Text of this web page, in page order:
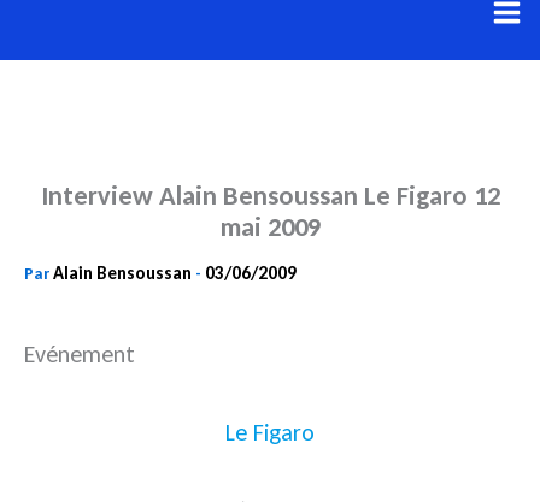
au
Interview Alain Bensoussan Le Figaro 12
mai 2009
ParAlain Bensoussan - 03/06/2009
Evénement
Le Figaro